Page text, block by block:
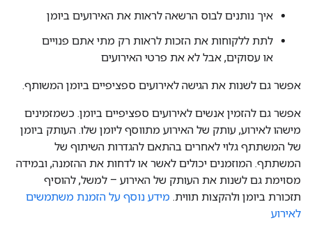
איך נותנים לבוס הרשאה לראות את האירועים ביומן
לתת ללקוחות את הזכות לראות רק מתי אתם פנויים
או עסוקים, אבל לא את פרטי האירועים
אפשר גם לשנות את הגישה לאירועים ספציפיים ביומן המשותף.
אפשר גם להזמין אנשים לאירועים ספציפיים ביומן. כשמזמינים
מישהו לאירוע, עותק של האירוע מתווסף ליומן שלו. העותק ביומן
של המשתתף גלוי לאחרים בהתאם להגדרות השיתוף של
המשתתף. המוזמנים יכולים לאשר או לדחות את ההזמנה, ובמידה
מסוימת גם לשנות את העותק של האירוע – למשל, להוסיף
תזכורת ביומן ולהקצות תווית. מידע נוסף על הזמנת משתמשים
לאירוע